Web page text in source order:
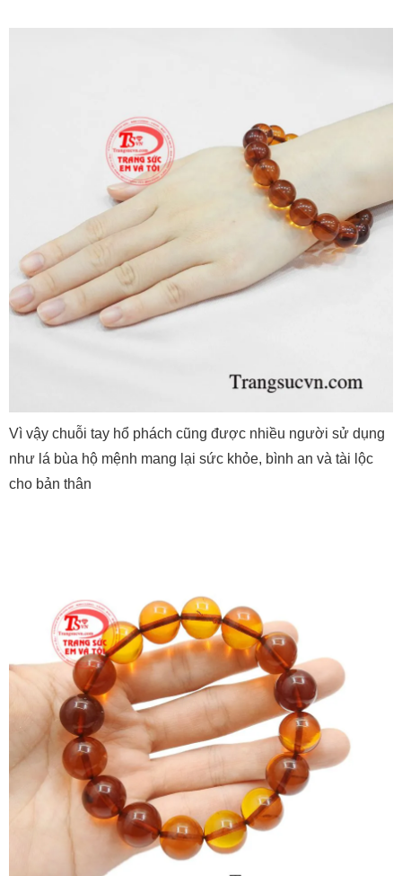
Vì vậy chuỗi tay hổ phách cũng được nhiều người sử dụng
như lá bùa hộ mệnh mang lại sức khỏe, bình an và tài lộc
cho bản thân